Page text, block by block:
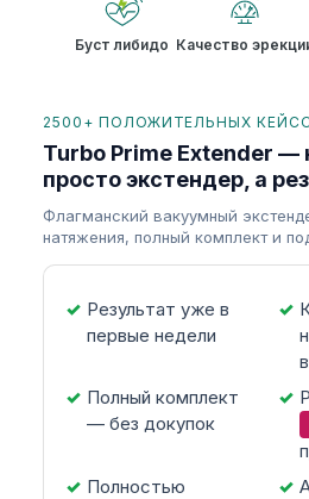
Буст либидо Качество
2500+ ПОЛОЖИТЕЛЬНЫХ
Turbo Prime Extender —
просто экстендер, а
Флагманский вакуумный
натяжения, полный комплект и
Результат уже в
первые недели
Полный комплект
— без докупок
Полностью